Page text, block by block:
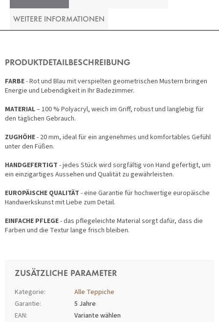
WEITERE INFORMATIONEN
PRODUKTDETAILBESCHREIBUNG
FARBE- Rot und Blau mit verspielten geometrischen Mustern bringen
Energie und Lebendigkeit in Ihr Badezimmer.
MATERIAL– 100 % Polyacryl, weich im Griff, robust und langlebig für
den täglichen Gebrauch.
ZUGHÖHE- 20 mm, ideal für ein angenehmes und komfortables Gefühl
unter den Füßen.
HANDGEFERTIGT - jedes Stück wird sorgfältig von Hand gefertigt, um
ein einzigartiges Aussehen und Qualität zu gewährleisten.
EUROPÄISCHE QUALITÄT - eine Garantie für hochwertige europäische
Handwerkskunst mit Liebe zum Detail.
EINFACHE PFLEGE- das pflegeleichte Material sorgt dafür, dass die
Farben und die Textur lange frisch bleiben.
ZUSÄTZLICHE PARAMETER
Kategorie:
Alle Teppiche
Garantie:
5 Jahre
EAN:
Variante wählen